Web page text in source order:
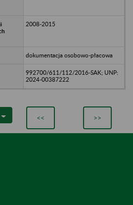
2008-2015
dokumentacja osobowo-płacowa
992700/611/112/2016-SAK; UNP:
2024-00387222
<< >>